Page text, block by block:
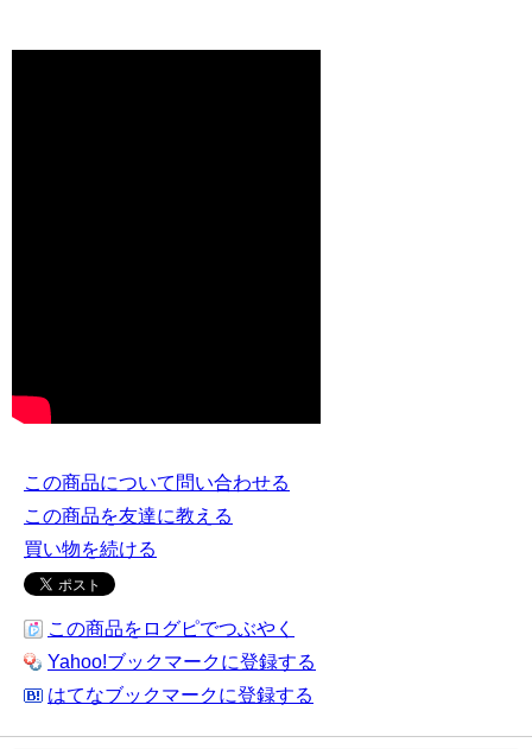
この商品について問い合わせる
この商品を友達に教える
買い物を続ける
この商品をログピでつぶやく
Yahoo!ブックマークに登録する
はてなブックマークに登録する